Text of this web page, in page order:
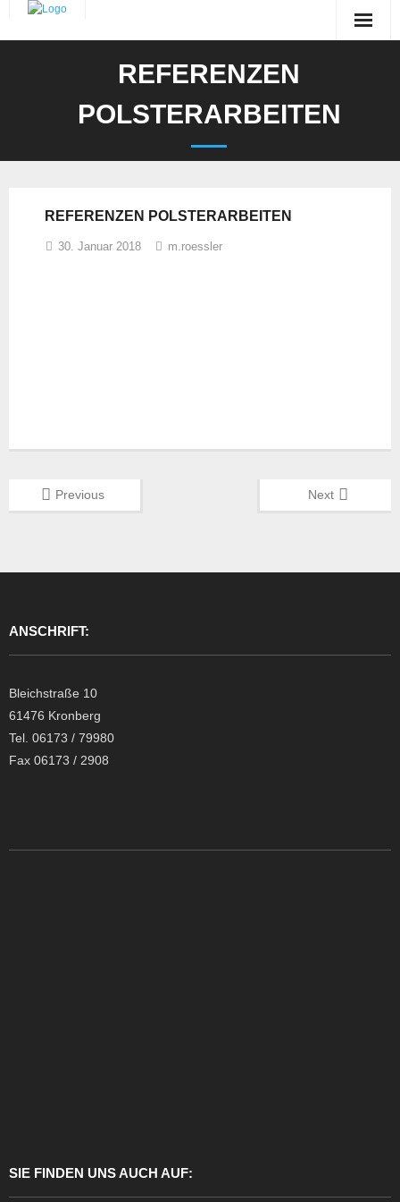
Über uns
REFERENZEN
POLSTERARBEITEN
REFERENZEN POLSTERARBEITEN
30. Januar 2018 m.roessler
Previous Next
ANSCHRIFT:
Bleichstraße 10
61476 Kronberg
Tel. 06173 / 79980
Fax 06173 / 2908
SIE FINDEN UNS AUCH AUF: